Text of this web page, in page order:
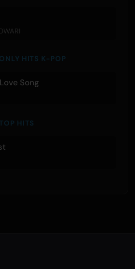
ONLY HITS K-POP
Song
TOP HITS